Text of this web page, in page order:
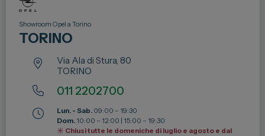
Veicoli Commerciali
Fiat Professional
Showroom Opel a Torino
TORINO
Via Ala di Stura, 80
TORINO
011 2202700
Lun. - Sab. 09:00 – 19:30
Dom. 10:00 – 12:00 | 15:00 – 19:30
☀️ Chiusi tutte le domeniche di luglio e agosto e dal